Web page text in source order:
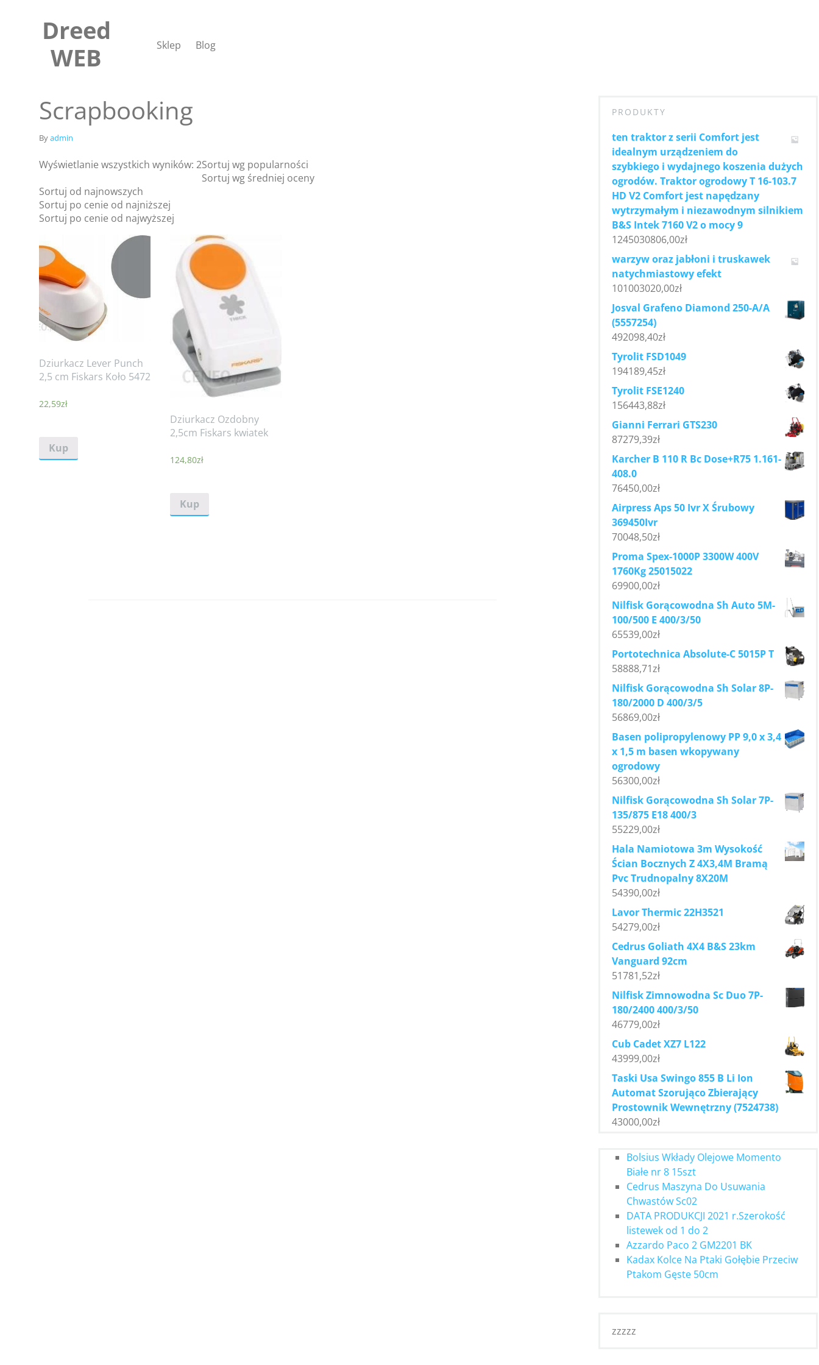
Dreed
WEB
Sklep Blog
Scrapbooking
Byadmin
Wyświetlanie wszystkich wyników: 2Sortuj wg popularności
Sortuj wg średniej oceny
Sortuj od najnowszych
Sortuj po cenie od najniższej
Sortuj po cenie od najwyższej
Dziurkacz Lever Punch
2,5 cm Fiskars Koło 5472
22,59zł
Kup
Dziurkacz Ozdobny
2,5cm Fiskars kwiatek
124,80zł
Kup
PRODUKTY
ten traktor z serii Comfort jest
idealnym urządzeniem do
szybkiego i wydajnego koszenia dużych
ogrodów. Traktor ogrodowy T 16-103.7
HD V2 Comfort jest napędzany
wytrzymałym i niezawodnym silnikiem
B&S Intek 7160 V2 o mocy 9
1245030806,00zł
warzyw oraz jabłoni i truskawek
natychmiastowy efekt
101003020,00zł
Josval Grafeno Diamond 250-A/A
(5557254)
492098,40zł
Tyrolit FSD1049
194189,45zł
Tyrolit FSE1240
156443,88zł
Gianni Ferrari GTS230
87279,39zł
Karcher B 110 R Bc Dose+R75 1.161-
408.0
76450,00zł
Airpress Aps 50 Ivr X Śrubowy
369450Ivr
70048,50zł
Proma Spex-1000P 3300W 400V
1760Kg 25015022
69900,00zł
Nilfisk Gorącowodna Sh Auto 5M-
100/500 E 400/3/50
65539,00zł
Portotechnica Absolute-C 5015P T
58888,71zł
Nilfisk Gorącowodna Sh Solar 8P-
180/2000 D 400/3/5
56869,00zł
Basen polipropylenowy PP 9,0 x 3,4
x 1,5 m basen wkopywany
ogrodowy
56300,00zł
Nilfisk Gorącowodna Sh Solar 7P-
135/875 E18 400/3
55229,00zł
Hala Namiotowa 3m Wysokość
Ścian Bocznych Z 4X3,4M Bramą
Pvc Trudnopalny 8X20M
54390,00zł
Lavor Thermic 22H3521
54279,00zł
Cedrus Goliath 4X4 B&S 23km
Vanguard 92cm
51781,52zł
Nilfisk Zimnowodna Sc Duo 7P-
180/2400 400/3/50
46779,00zł
Cub Cadet XZ7 L122
43999,00zł
Taski Usa Swingo 855 B Li Ion
Automat Szorująco Zbierający
Prostownik Wewnętrzny (7524738)
43000,00zł
Bolsius Wkłady Olejowe Momento
Białe nr 8 15szt
Cedrus Maszyna Do Usuwania
Chwastów Sc02
DATA PRODUKCJI 2021 r.Szerokość
listewek od 1 do 2
Azzardo Paco 2 GM2201 BK
Kadax Kolce Na Ptaki Gołębie Przeciw
Ptakom Gęste 50cm
zzzzz